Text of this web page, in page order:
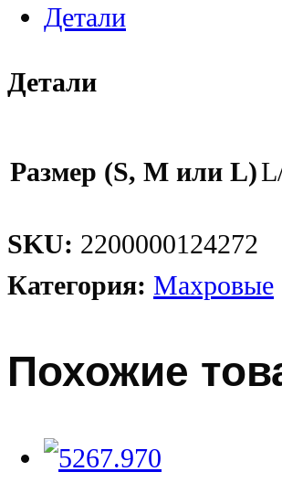
Детали
Детали
Размер (S, M или L)
SKU: 2200000124272
Категория: Махровые
Похожие